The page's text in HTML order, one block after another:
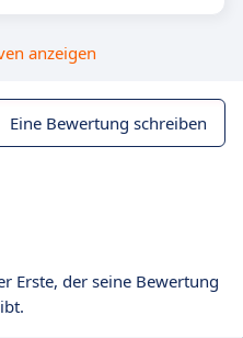
anzeigen
Eine Bewertung schreiben
Erste, der seine Bewertung